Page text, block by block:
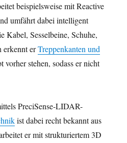
beispielsweise mit Reactive
umfährt dabei intelligent
Kabel, Sesselbeine, Schuhe,
erkennt erTreppenkanten und
vorher stehen, sodass er nicht
PreciSense-LIDAR-
ist dabei recht bekannt aus
er mit strukturiertem 3D